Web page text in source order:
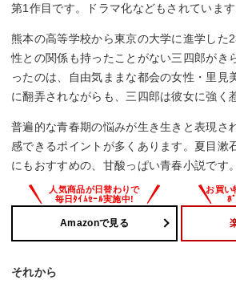
第1作目です。ドラマ化などもされています
熊本の高等学校から東京の大学に進学した
性との関係も持ったことがない三四郎がき
ったのは、自由気ままな都会の女性・里見
に翻弄されながらも、三四郎は彼女に強く
普遍的な青春期の悩みが生き生きと表現さ
感できるポイントが多くあります。夏目漱
にもおすすめの、甘酸っぱい青春小説です。
Amazonで見る
それから